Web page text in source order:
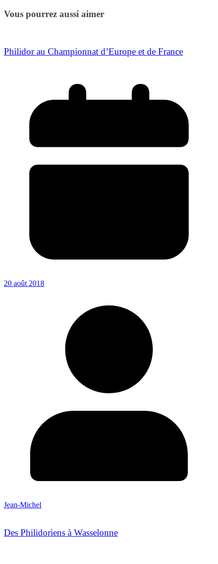
Vous pourrez aussi aimer
Philidor au Championnat d’Europe et de France
20 août 2018
Jean-Michel
Des Philidoriens à Wasselonne